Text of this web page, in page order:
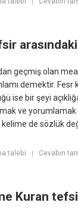
|
geçmiş olan
demektir.
ise bir şeyi
ve yorumlamak
de sözlük
talebi |Cevabın
Kuran